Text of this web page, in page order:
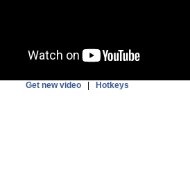
Get new video Hotkeys